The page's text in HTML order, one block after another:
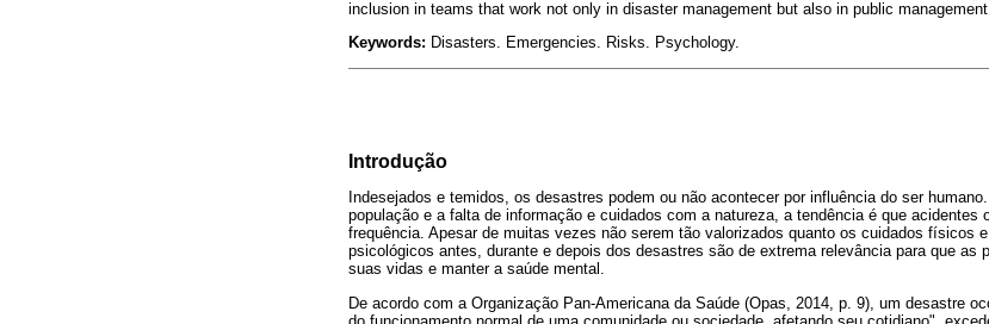
inclusion in teams that work not only in disaster management but also in public
Keywords: Disasters. Emergencies. Risks. Psychology.
Introdução
Indesejados e temidos, os desastres podem ou não acontecer por influência do ser
população e a falta de informação e cuidados com a natureza, a tendência é que acidentes
frequência. Apesar de muitas vezes não serem tão valorizados quanto os cuidados físicos
psicológicos antes, durante e depois dos desastres são de extrema relevância para que as
suas vidas e manter a saúde mental.
De acordo com a Organização Pan-Americana da Saúde (Opas, 2014, p. 9), um desastre